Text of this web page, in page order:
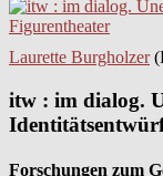
Laurette Burgholzer
itw : im dialog.
Forschungen zum